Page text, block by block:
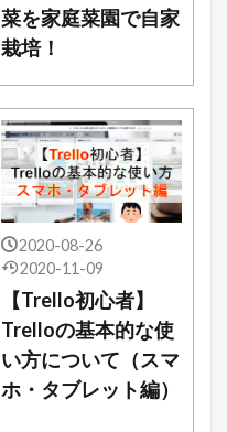
菜を家庭菜園で自家
栽培！
2020-08-26
2020-11-09
【Trello初心者】
Trelloの基本的な使
い方について（スマ
ホ・タブレット編）